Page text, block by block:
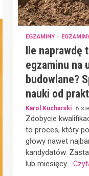
EGZAMINY
Ile naprawdę
egzaminu na
budowlane?
nauki od
Karol Kucharski 6
Zdobycie
to proces, który
głowy nawet
kandydatów.
lub miesięcy...